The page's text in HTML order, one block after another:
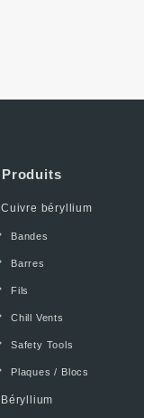
Produits
Cuivre béryllium
Bandes
Barres
Fils
Chill Vents
Safety Tools
Plaques / Blocs
Béryllium